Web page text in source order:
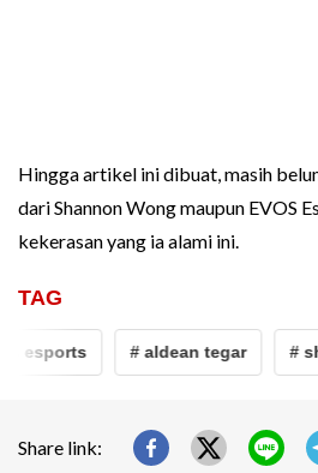
Hingga artikel ini dibuat, masih
dari Shannon Wong maupun EVOS
kekerasan yang ia alami ini.
TAG
esports # aldean tegar #
Share link: